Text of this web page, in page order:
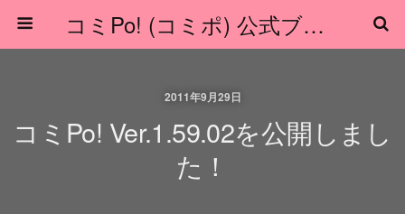
コミPo! (コミポ) 公式ブログ
2011年9月29日
コミPo! Ver.1.59.02を公開しまし
た！